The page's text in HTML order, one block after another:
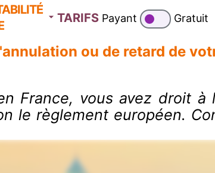
TARIFS Payant Gratuit
ou de retard de
France, vous avez droit à
le règlement européen.